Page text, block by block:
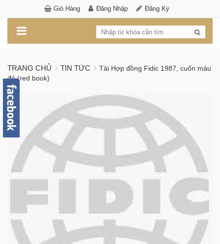
Giỏ Hàng Đăng Nhập Đăng Ký
TRANG CHỦ TIN TỨC
Tải Hợp đồng Fidic 1987, cuốn màu
đỏ (red book)